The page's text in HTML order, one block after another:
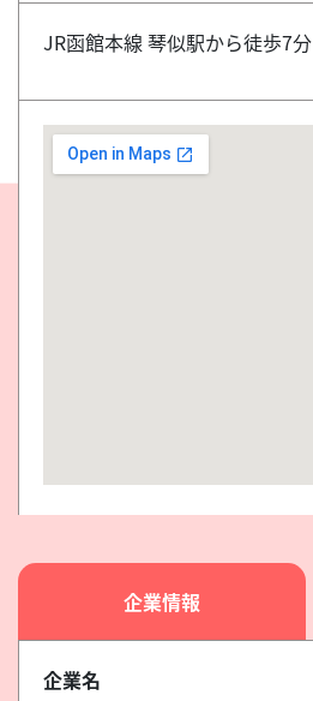
JR函館本線 琴似駅から徒歩7分
企業情報
企業名